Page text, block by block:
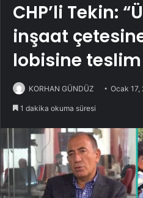
CHP’li Tekin:
inşaat
lobisine
KORHAN GÜNDÜZ Ocak 17,
1 dakika okuma süresi